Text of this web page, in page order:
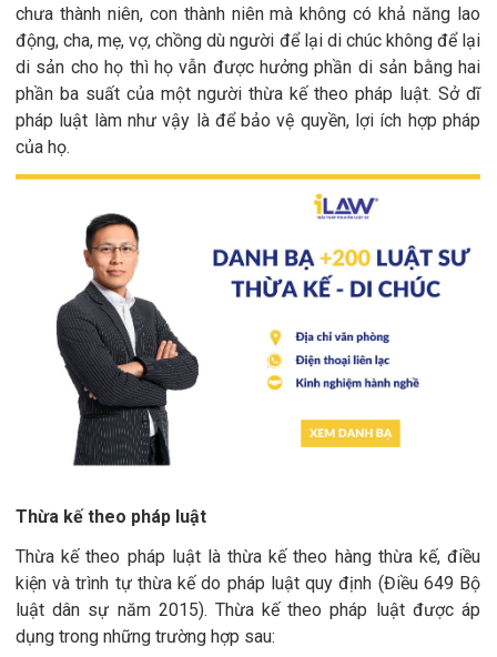
chưa thành niên, con thành niên mà không có khả năng lao
động, cha, mẹ, vợ, chồng dù người để lại di chúc không để lại
di sản cho họ thì họ vẫn được hưởng phần di sản bằng hai
phần ba suất của một người thừa kế theo pháp luật. Sở dĩ
pháp luật làm như vậy là để bảo vệ quyền, lợi ích hợp pháp
của họ.
Thừa kế theo pháp luật
Thừa kế theo pháp luật là thừa kế theo hàng thừa kế, điều
kiện và trình tự thừa kế do pháp luật quy định (Điều 649 Bộ
luật dân sự năm 2015). Thừa kế theo pháp luật được áp
dụng trong những trường hợp sau: